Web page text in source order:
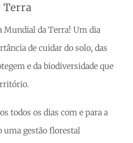
Terra
Mundial da Terra! Um dia
de cuidar do solo, das
e da biodiversidade que
todos os dias com e para a
gestão florestal